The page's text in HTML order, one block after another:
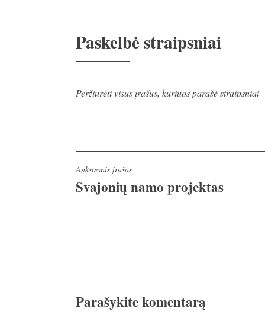
Paskelbėstraipsniai
Peržiūrėti visus įrašus, kuriuos parašė straipsniai
Navigacija
tarp
Ankstesnis įrašas
Svajonių namo projektas
Parašykite komentarą